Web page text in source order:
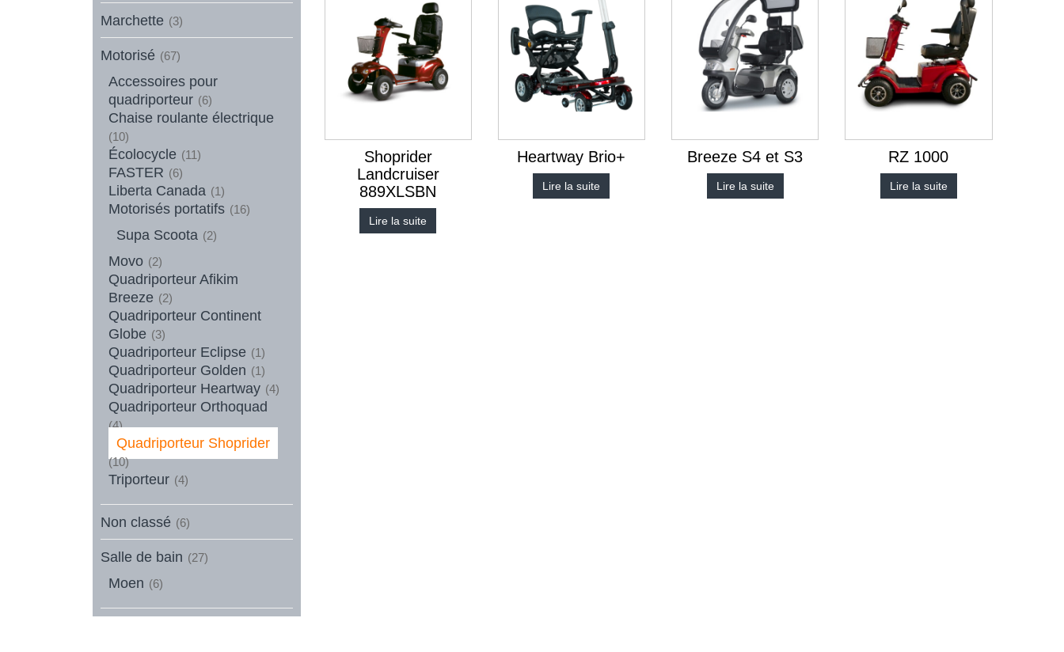
Marchette (3)
Motorisé (67)
Accessoires pour
quadriporteur (6)
Chaise roulante électrique
(10)
Écolocycle (11)
FASTER (6)
Liberta Canada (1)
Motorisés portatifs (16)
Supa Scoota (2)
Movo (2)
Quadriporteur Afikim
Breeze (2)
Quadriporteur Continent
Globe (3)
Quadriporteur Eclipse (1)
Quadriporteur Golden (1)
Quadriporteur Heartway (4)
Quadriporteur Orthoquad
(4)
Quadriporteur Shoprider
(10)
Triporteur (4)
Non classé (6)
Salle de bain (27)
Moen (6)
Shoprider
Landcruiser
889XLSBN
Lire la suite
Heartway Brio+
Lire la suite
Breeze S4 et S3
Lire la suite
RZ 1000
Lire la suite